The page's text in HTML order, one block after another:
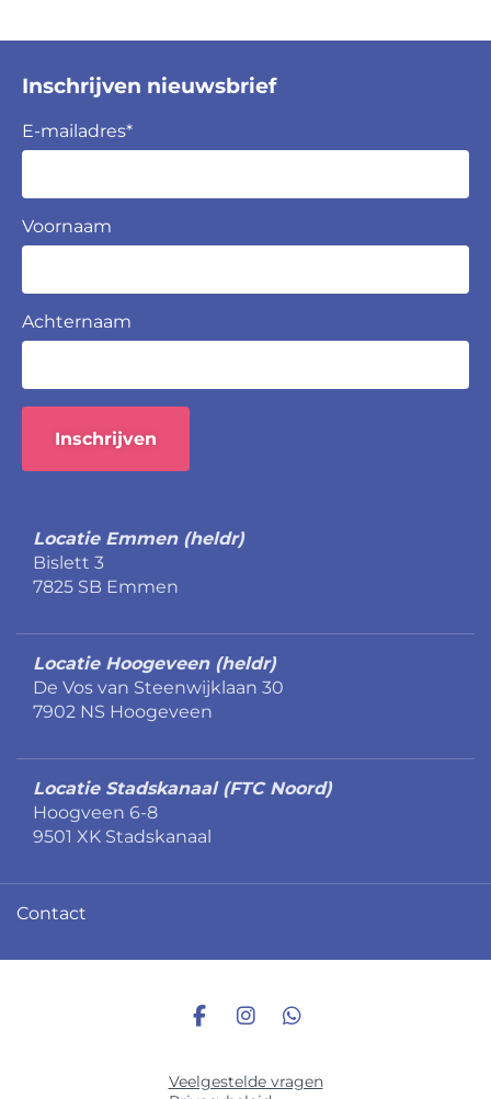
Inschrijven nieuwsbrief
E-mailadres*
Voornaam
Achternaam
Inschrijven
Locatie Emmen (heldr)
Bislett 3
7825 SB Emmen
Locatie Hoogeveen (heldr)
De Vos van Steenwijklaan 30
7902 NS Hoogeveen
Locatie Stadskanaal (FTC Noord)
Hoogveen 6-8
9501 XK Stadskanaal
Contact
Veelgestelde vragen